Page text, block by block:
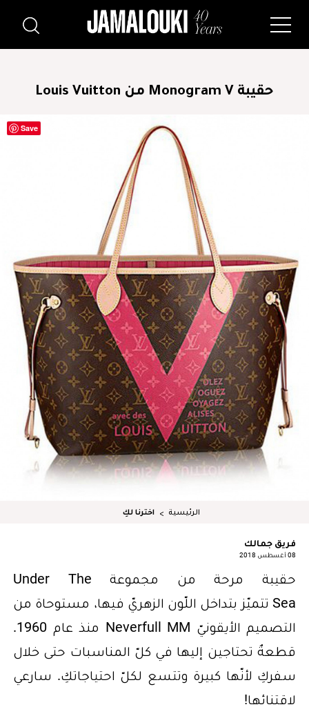
حقيبة Monogram V من Louis Vuitton
الرئيسية اخترنا لكِ
فريق جمالك
08 أغسطس 2018
حقيبة مرحة من مجموعة Under The
Sea تتميّز بتداخل اللّون الزهريّ فيها، مستوحاة من
التصميم الأيقونيّ Neverfull MM منذ عام 1960.
قطعةٌ تحتاجين إليها في كلّ المناسبات حتى خلال
سفركِ لأنّها كبيرة وتتسع لكلّ احتياجاتكِ. سارعي
لاقتنائها!
Save